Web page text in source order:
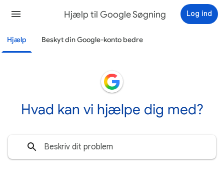
Hjælp til Google Søgning Log ind
Hjælp Beskyt din Google-konto bedre
Hvad kan vi hjælpe dig med?